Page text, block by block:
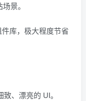
景。
库，极大程度节省
、漂亮的 UI。